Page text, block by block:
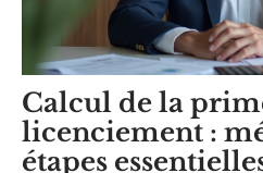
Calcul de la
licenciement :
étapes